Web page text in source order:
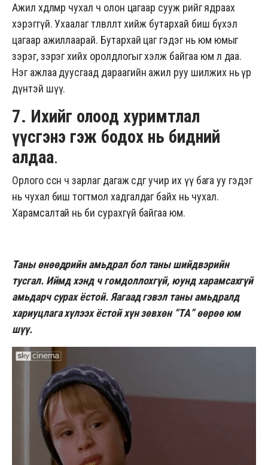
Ажил хөдөлмөр чухал ч олон цагаар сууж өөрийгөө ядраах
хэрэггүй. Ухаалаг төлөвлөлт хийж бутархай биш бүхэл
цагаар ажиллаарай. Бутархай цаг гэдэг нь юм юмыг
зэрэг, зэрэг хийх оролдлогыг хэлж байгаа юм л даа.
Нэг ажлаа дуусгаад дараагийн ажил руу шилжих нь үр
дүнтэй шүү.
7. Ихийг олоод хуримтлал
үүсгэнэ гэж бодох нь бидний
алдаа.
Орлого өссөн ч зарлаг дагаж өсдөг учир их үү бага уу гэдэг
нь чухал биш тогтмол хадгалдаг байх нь чухал.
Харамсалтай нь би сурахгүй байгаа юм.
Таны өнөөдрийн амьдрал бол таны шийдвэрийн
тусгал. Иймд хэнд ч гомдоллохгүй, юунд харамсахгүй
амьдарч сурах ёстой. Яагаад гэвэл таны амьдралд
хариуцлага хүлээх ёстой хүн зөвхөн “ТА” өөрөө юм
шүү.